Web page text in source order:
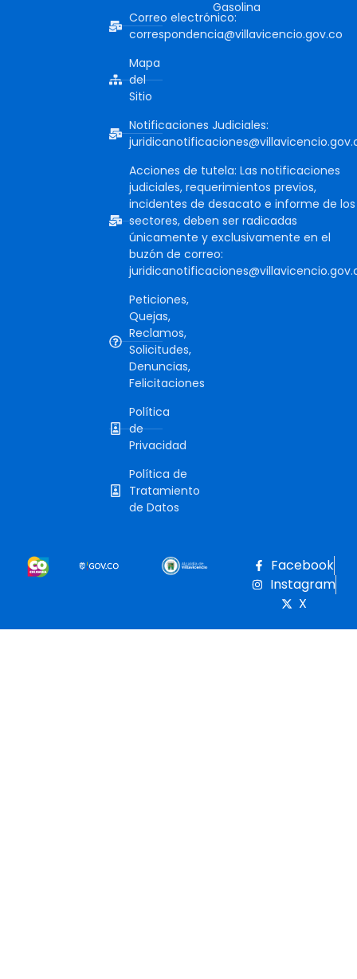
Correo electrónico:
correspondencia@villavicencio.gov.co
Mapa
del
Sitio
Notificaciones Judiciales:
Acciones de tutela: Las notificaciones
judiciales, requerimientos previos,
incidentes de desacato e informe de los
sectores, deben ser radicadas
únicamente y exclusivamente en el
buzón de correo:
Peticiones,
Quejas,
Reclamos,
Solicitudes,
Denuncias,
Felicitaciones
Política
de
Privacidad
Política de
Tratamiento
de Datos
Gasolina
Facebook
Instagram
X